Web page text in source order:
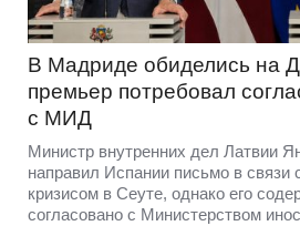
В Мадриде обиделись на
премьер потребовал
с МИД
Министр внутренних дел Латвии
направил Испании письмо в связи
кризисом в Сеуте, однако его
согласовано с Министерством